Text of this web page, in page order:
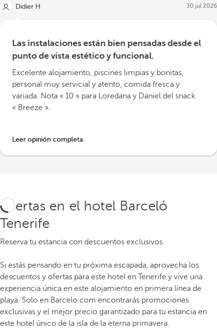
Didier H 30 jul 2026
Las instalaciones están bien pensadas desde el
punto de vista estético y funcional.
Excelente alojamiento, piscines limpias y bonitas,
personal muy servicial y atento, comida fresca y
variada. Nota « 10 » para Loredana y Daniel del snack
« Breeze ».
Leer opinión completa
Ofertas en el hotel Barceló
Tenerife
Reserva tu estancia con descuentos exclusivos.
Si estás pensando en tu próxima escapada, aprovecha los
descuentos y ofertas para este hotel en Tenerife y vive una
experiencia única en este alojamiento en primera línea de
playa. Solo en Barcelo.com encontrarás promociones
exclusivas y el mejor precio garantizado para tu estancia en
este hotel único de la isla de la eterna primavera.